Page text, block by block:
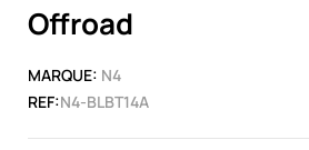
Offroad
MARQUE: N4
REF:N4-BLBT14A